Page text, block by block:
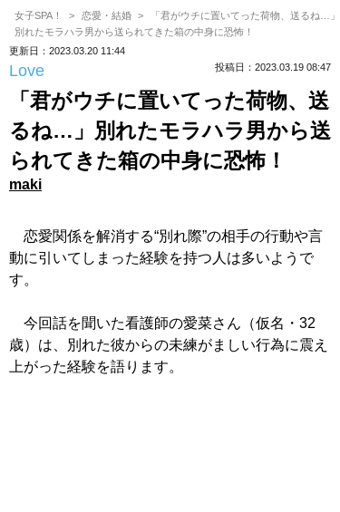
女子SPA！ 恋愛・結婚
「君がウチに置いてった荷物、送るね…」
別れたモラハラ男から送られてきた箱の中身に恐怖！
更新日：2023.03.20 11:44
Love 投稿日：2023.03.19 08:47
「君がウチに置いてった荷物、送
るね…」別れたモラハラ男から送
られてきた箱の中身に恐怖！
maki
恋愛関係を解消する“別れ際”の相手の行動や言
動に引いてしまった経験を持つ人は多いようで
す。
今回話を聞いた看護師の愛菜さん（仮名・32
歳）は、別れた彼からの未練がましい行為に震え
上がった経験を語ります。